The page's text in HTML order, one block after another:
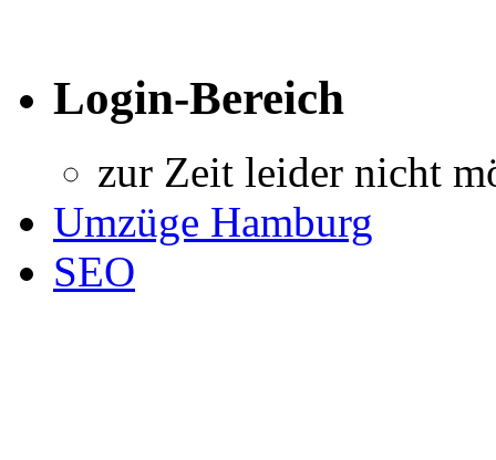
Login-Bereich
zur Zeit leider nicht
Umzüge Hamburg
SEO